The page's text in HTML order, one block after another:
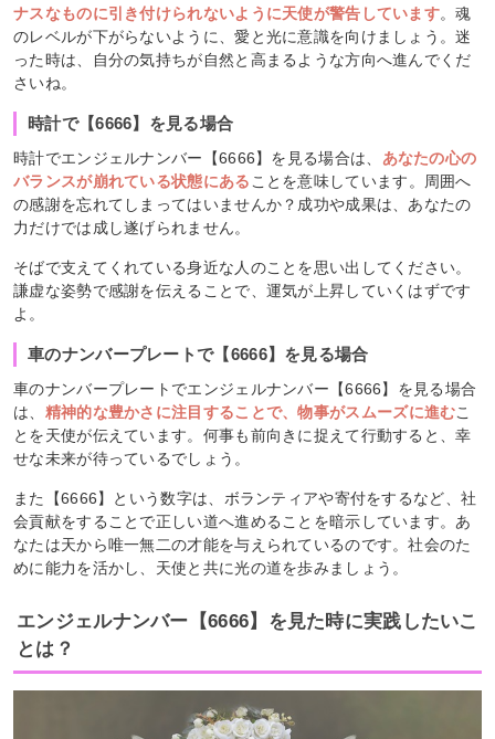
ナスなものに引き付けられないように天使が警告しています。魂
のレベルが下がらないように、愛と光に意識を向けましょう。迷
った時は、自分の気持ちが自然と高まるような方向へ進んでくだ
さいね。
時計で【6666】を見る場合
時計でエンジェルナンバー【6666】を見る場合は、 あなたの心の
バランスが崩れている状態にある ことを意味しています。周囲へ
の感謝を忘れてしまってはいませんか？成功や成果は、あなたの
力だけでは成し遂げられません。
そばで支えてくれている身近な人のことを思い出してください。
謙虚な姿勢で感謝を伝えることで、運気が上昇していくはずです
よ。
車のナンバープレートで【6666】を見る場合
車のナンバープレートでエンジェルナンバー【6666】を見る場合
は、 精神的な豊かさに注目することで、物事がスムーズに進むこ
とを天使が伝えています。何事も前向きに捉えて行動すると、幸
せな未来が待っているでしょう。
また【6666】という数字は、ボランティアや寄付をするなど、社
会貢献をすることで正しい道へ進めることを暗示しています。あ
なたは天から唯一無二の才能を与えられているのです。社会のた
めに能力を活かし、天使と共に光の道を歩みましょう。
エンジェルナンバー【6666】を見た時に実践したいこ
とは？